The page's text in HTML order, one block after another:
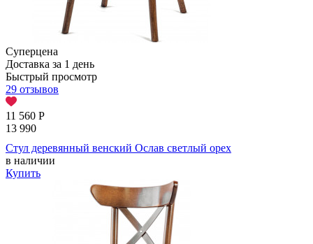
Суперцена
Доставка за 1 день
Быстрый просмотр
29 отзывов
11 560 Р
13 990
Стул деревянный венский Ослав светлый орех
в наличии
Купить